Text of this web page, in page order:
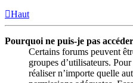
Haut
Pourquoi ne puis-je pas
Certains forums peuvent
groupes d’utilisateurs.
réaliser n’importe quelle